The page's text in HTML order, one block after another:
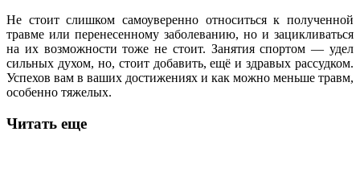
Не стоит слишком самоуверенно относиться к полученной
травме или перенесенному заболеванию, но и зацикливаться
на их возможности тоже не стоит. Занятия спортом — удел
сильных духом, но, стоит добавить, ещё и здравых рассудком.
Успехов вам в ваших достижениях и как можно меньше травм,
особенно тяжелых.
Читать еще